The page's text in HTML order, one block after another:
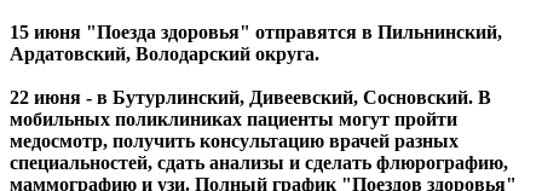
15 июня "Поезда здоровья" отправятся в Пильнинский,
Ардатовский, Володарский округа.
22 июня - в Бутурлинский, Дивеевский, Сосновский. В
мобильных поликлиниках пациенты могут пройти
медосмотр, получить консультацию врачей разных
специальностей, сдать анализы и сделать флюрографию,
маммографию и узи. Полный график "Поездов здоровья"